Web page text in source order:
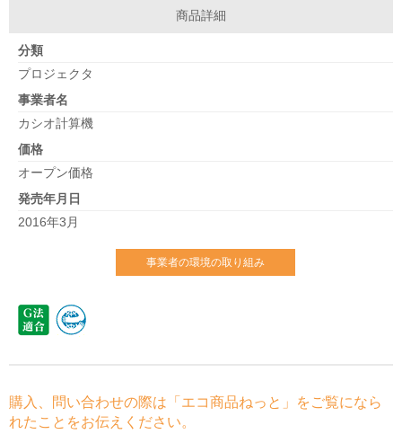
商品詳細
分類
プロジェクタ
事業者名
カシオ計算機
価格
オープン価格
発売年月日
2016年3月
事業者の環境の取り組み
購入、問い合わせの際は「エコ商品ねっと」をご覧になら
れたことをお伝えください。